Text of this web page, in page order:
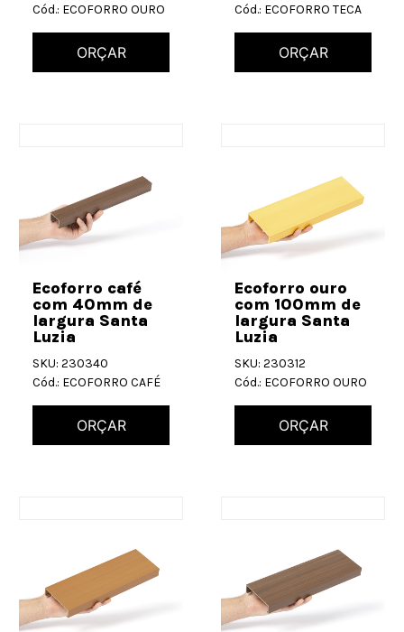
Cód.: ECOFORRO OURO
ORÇAR
Cód.: ECOFORRO TECA
ORÇAR
Ecoforro café
com 40mm de
largura Santa
Luzia
SKU: 230340
Cód.: ECOFORRO CAFÉ
ORÇAR
Ecoforro ouro
com 100mm de
largura Santa
Luzia
SKU: 230312
Cód.: ECOFORRO OURO
ORÇAR